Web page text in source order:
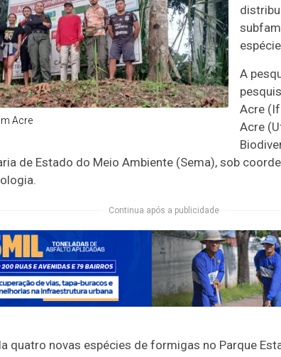
Acre
A
Acre
Acre
de Estado do Meio Ambiente (Sema), sob
Continua após a publicidade